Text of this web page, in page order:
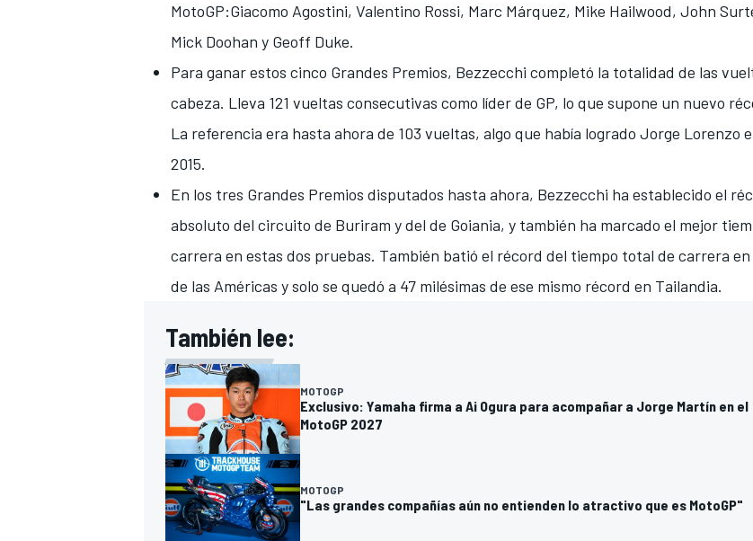
MotoGP:Giacomo Agostini, Valentino Rossi, Marc Márquez, Mike Hailwood, John
Mick Doohan y Geoff Duke.
Para ganar estos cinco Grandes Premios, Bezzecchi completó la totalidad de las
cabeza. Lleva 121 vueltas consecutivas como líder de GP, lo que supone un nuevo
La referencia era hasta ahora de 103 vueltas, algo que había logrado Jorge Lorenzo
2015.
En los tres Grandes Premios disputados hasta ahora, Bezzecchi ha establecido el
absoluto del circuito de Buriram y del de Goiania, y también ha marcado el mejor
carrera en estas dos pruebas. También batió el récord del tiempo total de carrera en
de las Américas y solo se quedó a 47 milésimas de ese mismo récord en Tailandia.
También lee:
MOTOGP
Exclusivo: Yamaha firma a Ai Ogura para acompañar a Jorge Martín en el
MotoGP 2027
MOTOGP
"Las grandes compañías aún no entienden lo atractivo que es MotoGP"